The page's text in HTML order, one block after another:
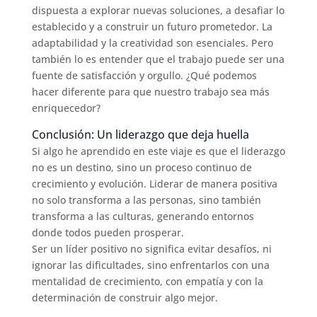
dispuesta a explorar nuevas soluciones, a desafiar lo
establecido y a construir un futuro prometedor. La
adaptabilidad y la creatividad son esenciales. Pero
también lo es entender que el trabajo puede ser una
fuente de satisfacción y orgullo. ¿Qué podemos
hacer diferente para que nuestro trabajo sea más
enriquecedor?
Conclusión: Un liderazgo que deja huella
Si algo he aprendido en este viaje es que el liderazgo
no es un destino, sino un proceso continuo de
crecimiento y evolución. Liderar de manera positiva
no solo transforma a las personas, sino también
transforma a las culturas, generando entornos
donde todos pueden prosperar.
Ser un líder positivo no significa evitar desafíos, ni
ignorar las dificultades, sino enfrentarlos con una
mentalidad de crecimiento, con empatía y con la
determinación de construir algo mejor.